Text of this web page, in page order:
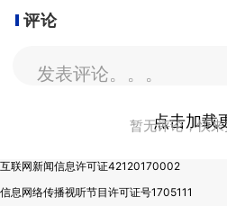
评论
发表评论。。。
暂无评论，快
点击加载
互联网新闻信息许可证42120170002
信息网络传播视听节目许可证号1705111